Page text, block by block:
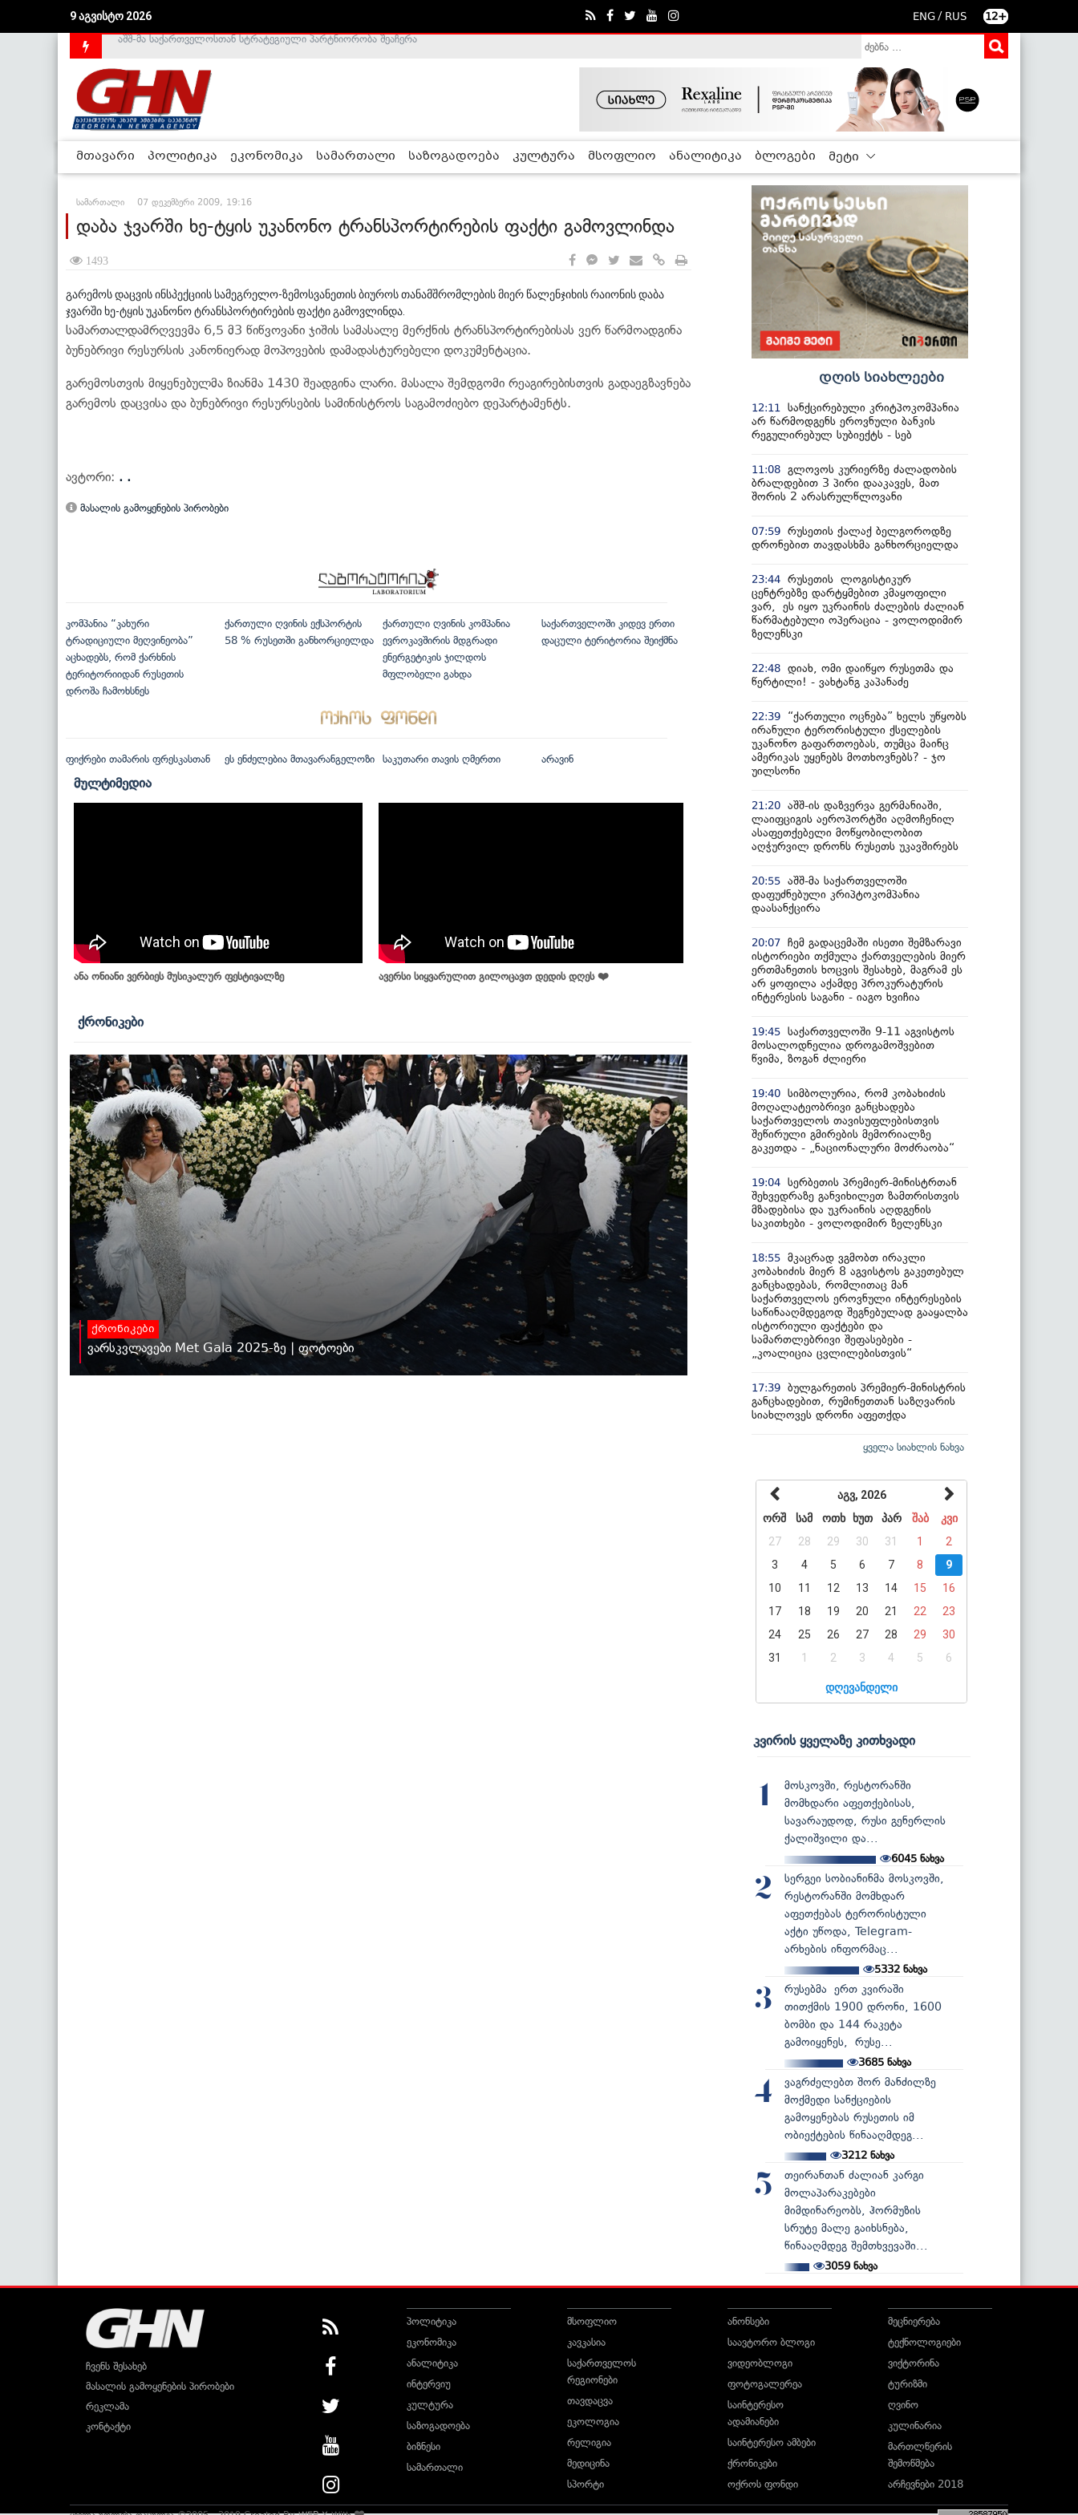
9 აგვისტო 2026 ENG / RUS 12+
საქართველოს დე-ფაქტო მთავრობა არალეგიტიმურია - ჰელსინკის კომისია
აშშ-მა საქართველოსთან სტრატეგიული პარტნიორობა შეაჩერა
მთავარი პოლიტიკა ეკონომიკა სამართალი საზოგადოება კულტურა მსოფლიო ანალიტიკა ბლოგები მეტი
სამართალი 07 დეკემბერი 2009, 19:16
დაბა ჯვარში ხე-ტყის უკანონო ტრანსპორტირების ფაქტი გამოვლინდა
1493
გარემოს დაცვის ინსპექციის სამეგრელო-ზემოსვანეთის ბიუროს თანამშრომლების მიერ წალენჯიხის რაიონის დაბა
ჯვარში ხე-ტყის უკანონო ტრანსპორტირების ფაქტი გამოვლინდა.
სამართალდამრღვევმა 6,5 მ3 წიწვოვანი ჯიშის სამასალე მერქნის ტრანსპორტირებისას ვერ წარმოადგინა
ბუნებრივი რესურსის კანონიერად მოპოვების დამადასტურებელი დოკუმენტაცია.
გარემოსთვის მიყენებულმა ზიანმა 1430 შეადგინა ლარი. მასალა შემდგომი რეაგირებისთვის გადაეგზავნება
გარემოს დაცვისა და ბუნებრივი რესურსების სამინისტროს საგამოძიებო დეპარტამენტს.
ავტორი: . .
მასალის გამოყენების პირობები
კომპანია “კახური
ტრადიციული მეღვინეობა”
აცხადებს, რომ ქარხნის
ტერიტორიიდან რუსეთის
დროშა ჩამოხსნეს
ქართული ღვინის ექსპორტის
58 % რუსეთში განხორციელდა
ქართული ღვინის კომპანია
ევროკავშირის მდგრადი
ენერგეტიკის ჯილდოს
მფლობელი გახდა
საქართველოში კიდევ ერთი
დაცული ტერიტორია შეიქმნა
ფიქრები თამარის ფრესკასთან ეს ენძელებია მთავარანგელოზი საკუთარი თავის ღმერთი არავინ
მულტიმედია
ანა ონიანი ვერბიეს მუსიკალურ ფესტივალზე ავერსი სიყვარულით გილოცავთ დედის დღეს ❤️
ქრონიკები
ქრონიკები
ვარსკვლავები Met Gala 2025-ზე | ფოტოები
დღის სიახლეები
12:11
სანქცირებული კრიტპოკომპანია
არ წარმოდგენს ეროვნული ბანკის
რეგულირებულ სუბიექტს - სებ
11:08 გლოვოს კურიერზე ძალადობის
ბრალდებით 3 პირი დააკავეს, მათ
შორის 2 არასრულწლოვანი
07:59 რუსეთის ქალაქ ბელგოროდზე
დრონებით თავდასხმა განხორციელდა
23:44 რუსეთის ლოგისტიკურ
ცენტრებზე დარტყმებით კმაყოფილი
ვარ, ეს იყო უკრაინის ძალების ძალიან
წარმატებული ოპერაცია - ვოლოდიმირ
ზელენსკი
22:48 დიახ, ომი დაიწყო რუსეთმა და
წერტილი! - ვახტანგ კაპანაძე
22:39
“ქართული ოცნება” ხელს უწყობს
ირანული ტერორისტული ქსელების
უკანონო გაფართოებას, თუმცა მაინც
ამერიკას უყენებს მოთხოვნებს? - ჯო
უილსონი
21:20 აშშ-ის დაზვერვა გერმანიაში,
ლაიფციგის აეროპორტში აღმოჩენილ
ასაფეთქებელი მოწყობილობით
აღჭურვილ დრონს რუსეთს უკავშირებს
20:55 აშშ-მა საქართველოში
დაფუძნებული კრიპტოკომპანია
დაასანქცირა
20:07 ჩემ გადაცემაში ისეთი შემზარავი
ისტორიები თქმულა ქართველების მიერ
ერთმანეთის ხოცვის შესახებ, მაგრამ ეს
არ ყოფილა აქამდე პროკურატურის
ინტერესის საგანი - იაგო ხვიჩია
19:45 საქართველოში 9-11 აგვისტოს
მოსალოდნელია დროგამოშვებით
წვიმა, ზოგან ძლიერი
19:40 სიმბოლურია, რომ კობახიძის
მოღალატეობრივი განცხადება
საქართველოს თავისუფლებისთვის
შეწირული გმირების მემორიალზე
გაკეთდა - „ნაციონალური მოძრაობა“
19:04 სერბეთის პრემიერ-მინისტრთან
შეხვედრაზე განვიხილეთ ზამთრისთვის
მზადებისა და უკრაინის აღდგენის
საკითხები - ვოლოდიმირ ზელენსკი
18:55 მკაცრად ვგმობთ ირაკლი
კობახიძის მიერ 8 აგვისტოს გაკეთებულ
განცხადებას, რომლითაც მან
საქართველოს ეროვნული ინტერესების
საწინააღმდეგოდ შეგნებულად გააყალბა
ისტორიული ფაქტები და
სამართლებრივი შეფასებები -
„კოალიცია ცვლილებისთვის“
17:39 ბულგარეთის პრემიერ-მინისტრის
განცხადებით, რუმინეთთან საზღვარის
სიახლოვეს დრონი აფეთქდა
ყველა სიახლის ნახვა
აგვ, 2026
ორშ
სამ ოთხ ხუთ პარ შაბ
კვი
27
28 29 30 31 1
2
3
4 5 6 7 8
9
10
11 12 13 14 15
16
17
18 19 20 21 22
23
24
25 26 27 28 29
30
31
1 2 3 4 5 6
დღევანდელი
კვირის ყველაზე კითხვადი
1
მოსკოვში, რესტორანში
მომხდარი აფეთქებისას,
სავარაუდოდ, რუსი გენერლის
ქალიშვილი და...
6045 ნახვა
2
სერგეი სობიანინმა მოსკოვში,
რესტორანში მომხდარ
აფეთქებას ტერორისტული
აქტი უწოდა, Telegram-
არხების ინფორმაც...
5332 ნახვა
3
რუსებმა ერთ კვირაში
თითქმის 1900 დრონი, 1600
ბომბი და 144 რაკეტა
გამოიყენეს, რუსე...
3685ნახვა
4
ვაგრძელებთ შორ მანძილზე
მოქმედი სანქციების
გამოყენებას რუსეთის იმ
ობიექტების წინააღმდეგ...
3212ნახვა
5
თეირანთან ძალიან კარგი
მოლაპარაკებები
მიმდინარეობს, ჰორმუზის
სრუტე მალე გაიხსნება,
წინააღმდეგ შემთხვევაში...
3059 ნახვა
ჩვენს შესახებ
მასალის გამოყენების პირობები
რეკლამა
კონტაქტი
პოლიტიკა
ეკონომიკა
ანალიტიკა
ინტერვიუ
კულტურა
საზოგადოება
ბიზნესი
სამართალი
მსოფლიო
კავკასია
საქართველოს
რეგიონები
თავდაცვა
ეკოლოგია
რელიგია
მედიცინა
სპორტი
ანონსები
საავტორო ბლოგი
ვიდეობლოგი
ფოტოგალერეა
საინტერესო
ადამიანები
საინტერესო ამბები
ქრონიკები
ოქროს ფონდი
მეცნიერება
ტექნოლოგიები
ვიქტორინა
ტურიზმი
ღვინო
კულინარია
მართლწერის
შემოწმება
არჩევნები 2018